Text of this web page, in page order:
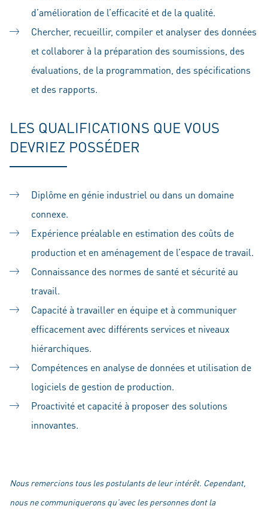
d’amélioration de l’efficacité et de la qualité.
Chercher, recueillir, compiler et analyser des données
et collaborer à la préparation des soumissions, des
évaluations, de la programmation, des spécifications
et des rapports.
LES QUALIFICATIONS QUE VOUS
DEVRIEZ POSSÉDER
Diplôme en génie industriel ou dans un domaine
connexe.
Expérience préalable en estimation des coûts de
production et en aménagement de l’espace de travail.
Connaissance des normes de santé et sécurité au
travail.
Capacité à travailler en équipe et à communiquer
efficacement avec différents services et niveaux
hiérarchiques.
Compétences en analyse de données et utilisation de
logiciels de gestion de production.
Proactivité et capacité à proposer des solutions
innovantes.
Nous remercions tous les postulants de leur intérêt. Cependant,
nous ne communiquerons qu’avec les personnes dont la